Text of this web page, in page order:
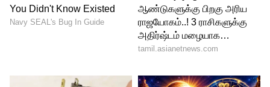
திடீர் பண வர இருக்கும்